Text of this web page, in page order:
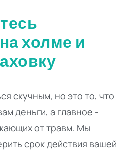
холме и
скучным, но это то, что
деньги, а главное -
от травм. Мы
срок действия вашей